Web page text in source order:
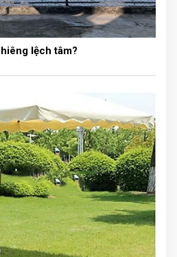
thép sơn tĩnh điện, mái che vải
lệch tâm?